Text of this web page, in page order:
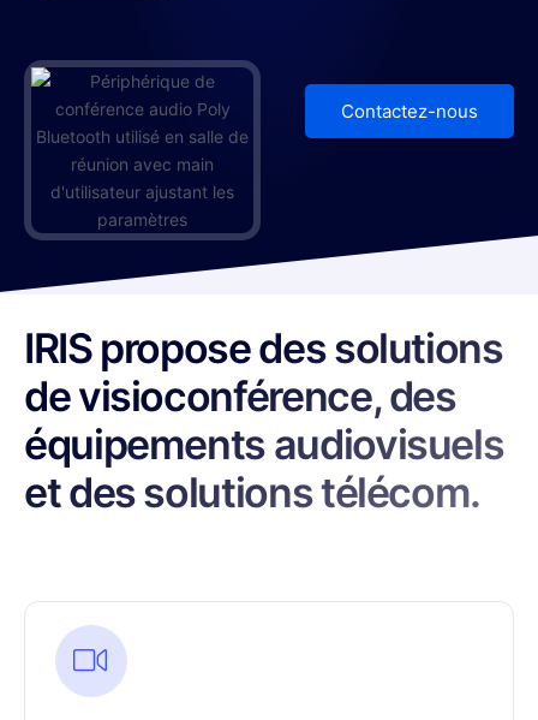
Contactez-nous
IRIS propose des solutions
de visioconférence, des
équipements audiovisuels
et des solutions télécom.